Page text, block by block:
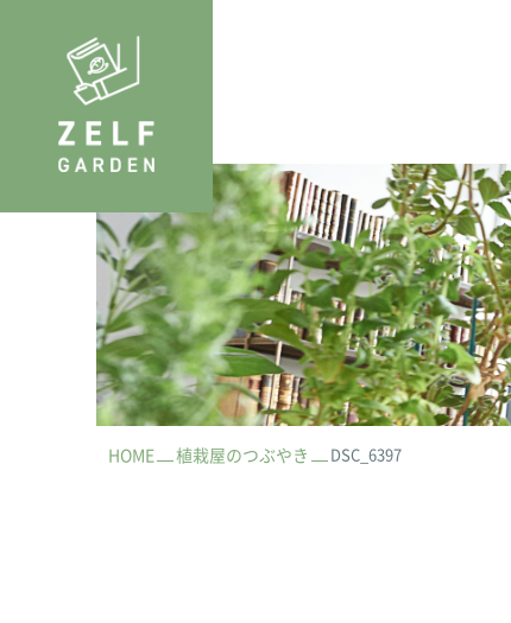
HOME 植栽屋のつぶやき DSC_6397